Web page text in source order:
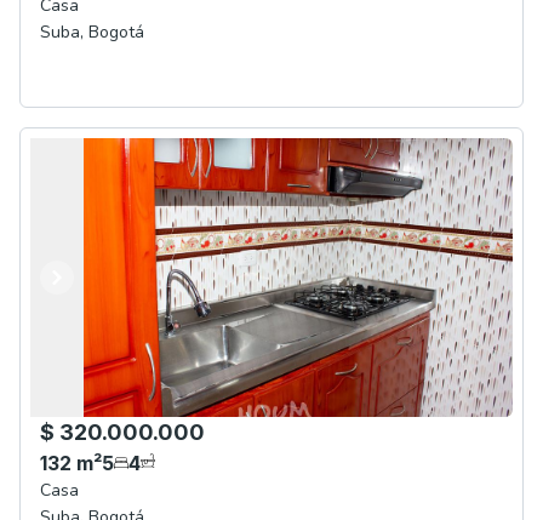
Casa
Suba, Bogotá
$ 320.000.000
132 m²5 4
Casa